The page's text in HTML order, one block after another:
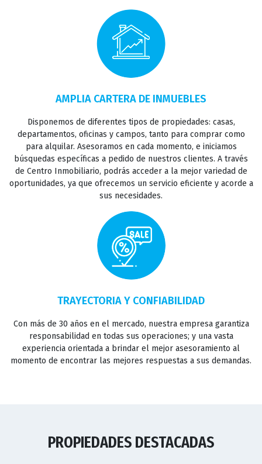
CONTACTO
AMPLIA CARTERA DE INMUEBLES
Disponemos de diferentes tipos de propiedades: casas,
departamentos, oficinas y campos, tanto para comprar como
para alquilar. Asesoramos en cada momento, e iniciamos
búsquedas específicas a pedido de nuestros clientes. A través
de Centro Inmobiliario, podrás acceder a la mejor variedad de
oportunidades, ya que ofrecemos un servicio eficiente y acorde a
sus necesidades.
TRAYECTORIA Y CONFIABILIDAD
Con más de 30 años en el mercado, nuestra empresa garantiza
responsabilidad en todas sus operaciones; y una vasta
experiencia orientada a brindar el mejor asesoramiento al
momento de encontrar las mejores respuestas a sus demandas.
PROPIEDADES DESTACADAS